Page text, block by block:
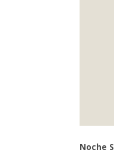
Noche